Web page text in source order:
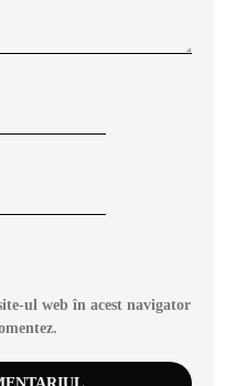
ul web în acest navigator